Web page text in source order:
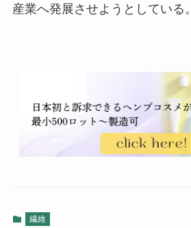
産業へ発展させようとしている。
繊維